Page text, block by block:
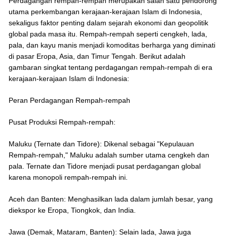
utama perkembangan kerajaan-kerajaan Islam di Indonesia,
sekaligus faktor penting dalam sejarah ekonomi dan geopolitik
global pada masa itu. Rempah-rempah seperti cengkeh, lada,
pala, dan kayu manis menjadi komoditas berharga yang diminati
di pasar Eropa, Asia, dan Timur Tengah. Berikut adalah
gambaran singkat tentang perdagangan rempah-rempah di era
kerajaan-kerajaan Islam di Indonesia:
Peran Perdagangan Rempah-rempah
Pusat Produksi Rempah-rempah:
Maluku (Ternate dan Tidore): Dikenal sebagai "Kepulauan
Rempah-rempah," Maluku adalah sumber utama cengkeh dan
pala. Ternate dan Tidore menjadi pusat perdagangan global
karena monopoli rempah-rempah ini.
Aceh dan Banten: Menghasilkan lada dalam jumlah besar, yang
diekspor ke Eropa, Tiongkok, dan India.
Jawa (Demak, Mataram, Banten): Selain lada, Jawa juga